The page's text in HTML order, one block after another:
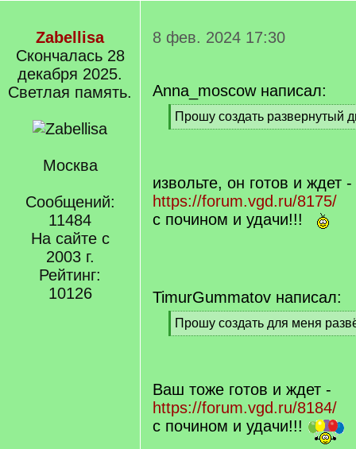
Zabellisa
Cкончалась 28
декабря 2025.
Светлая память.
Москва
Сообщений:
11484
На сайте с
2003 г.
Рейтинг:
10126
8 фев. 2024 17:30
Anna_moscow написал:
[
q
Прошу создать развернутый
[
извольте, он готов и ждет -
https://forum.vgd.ru/8175/
с почином и удачи!!!
TimurGummatov написал:
[
q
Прошу создать для меня
[
Ваш тоже готов и ждет -
https://forum.vgd.ru/8184/
с почином и удачи!!!